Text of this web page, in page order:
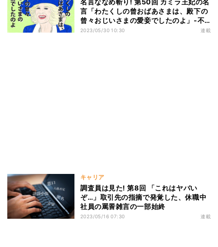
言「わたくしの曾おばあさまは、殿下の
曾々おじいさまの愛妾でしたのよ」-不
倫からの大逆転劇に因縁の歴史あり
2023/05/30 10:30 連載
キャリア
調査員は見た! 第8回 「これはヤバい
ぞ…」取引先の指摘で発覚した、休職中
社員の罵詈雑言の一部始終
2023/05/16 07:30 連載